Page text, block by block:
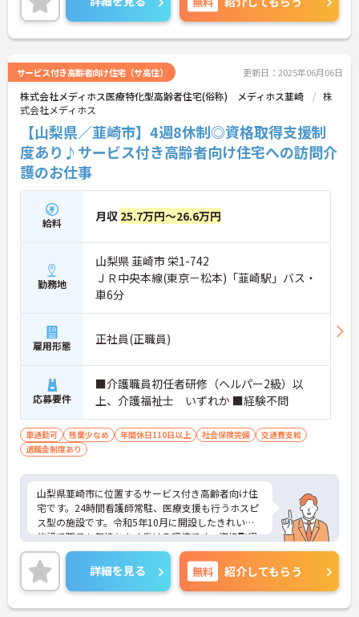
サービス付き高齢者向け住宅（サ高住） 更新日：2025年06月06日
株式会社メディホス医療特化型高齢者住宅(俗称) メディホス韮崎
株
式会社メディホス
【山梨県／韮崎市】4週8休制◎資格取得支援制
度あり♪サービス付き高齢者向け住宅への訪問介
護のお仕事
給料 月収 25.7万円～26.6万円
勤務地
山梨県 韮崎市 栄1-742
ＪＲ中央本線(東京－松本)「韮崎駅」バス・
車6分
雇用形態 正社員(正職員)
応募要件
■介護職員初任者研修（ヘルパー2級）以
上、介護福祉士 いずれか ■経験不問
車通勤可 残業少なめ 年間休日110日以上 社会保険完備
交通費支給
退職金制度あり
山梨県韮崎市に位置するサービス付き高齢者向け住
宅です。24時間看護師常駐、医療支援も行うホスピ
ス型の施設です。令和5年10月に開設したきれいな
施設で職員も気持ちよく働ける環境です。資格取得
支援制度もあり、働きながらスキルアップも目指せ
ます。24時間看護師常駐のため、安心して介護業務
に専念できます。ご興味のある方には、面接対策ポ
イントなど、さらに詳細をお話ししますのでお気軽
にご相談ください！
詳細を見る 無料 紹介してもらう